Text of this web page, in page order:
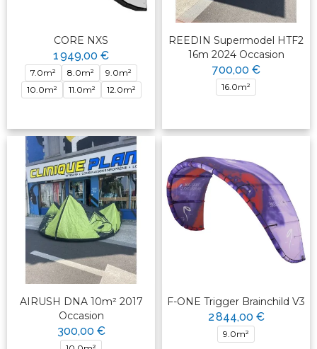
CORE NXS
1 949,00 €
7.0m² 8.0m²
9.0m²
10.0m²
11.0m² 12.0m²
REEDIN Supermodel HTF2
16m 2024 Occasion
700,00 €
16.0m²
AIRUSH DNA 10m² 2017
Occasion
300,00 €
F-ONE Trigger Brainchild V3
2 844,00 €
9.0m²